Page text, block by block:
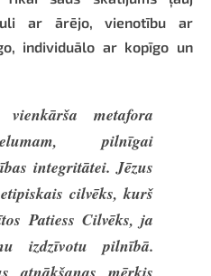
ar ārējo, vienotību ar
individuālo ar kopīgo un
metafora
pilnīgai
integritātei. Jēzus
cilvēks, kurš
Patiess Cilvēks, ja
izdzīvotu pilnībā.